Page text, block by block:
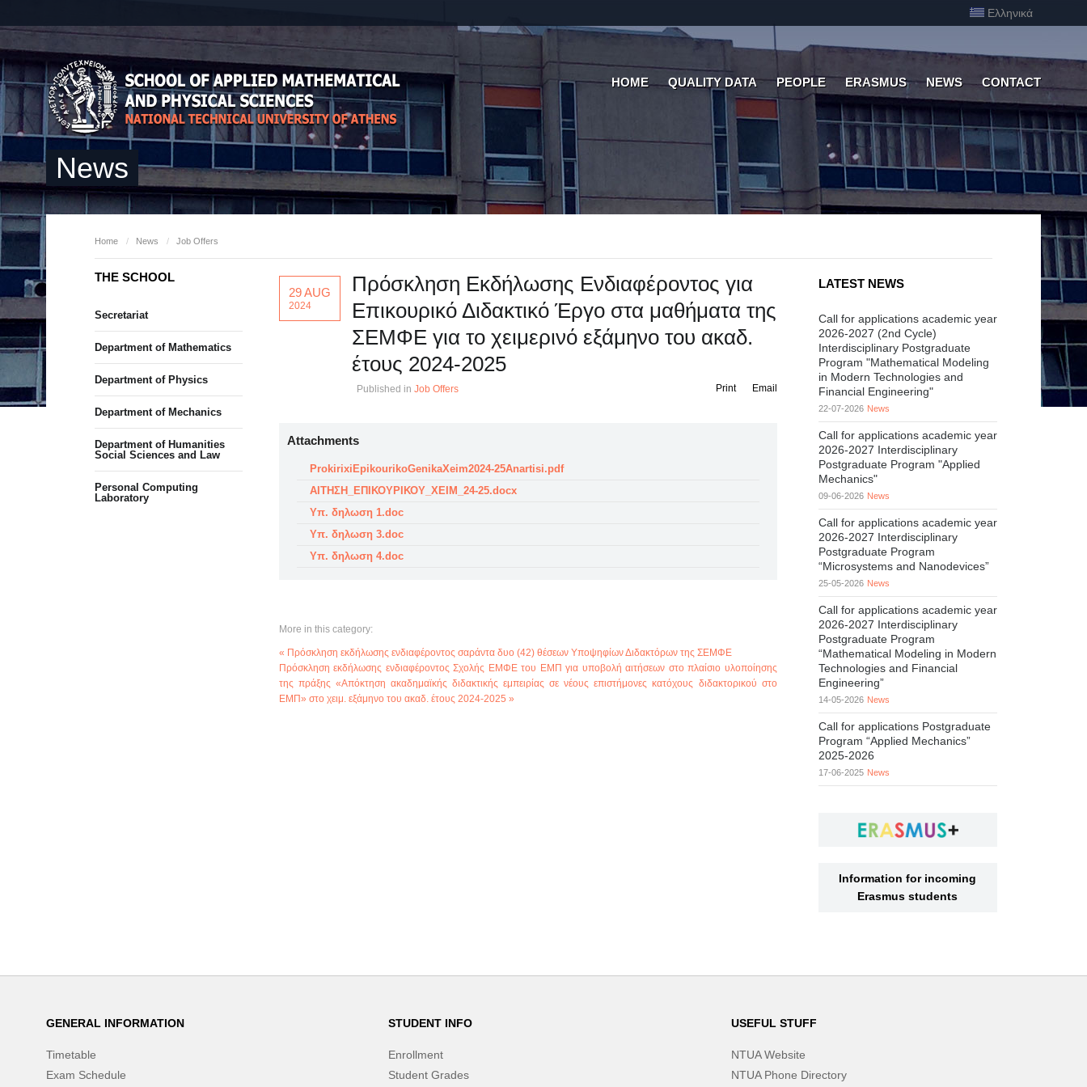
Ελληνικά
HOME QUALITY DATA PEOPLE ERASMUS NEWS CONTACT
News
Home / News / Job Offers
29 AUG
2024
Πρόσκληση Εκδήλωσης Ενδιαφέροντος για
Επικουρικό Διδακτικό Έργο στα μαθήματα της
ΣΕΜΦΕ για το χειμερινό εξάμηνο του ακαδ.
έτους 2024-2025
Published in Job Offers Email
Print
Attachments
ProkirixiEpikourikoGenikaXeim2024-25Anartisi.pdf
ΑΙΤΗΣΗ_ΕΠΙΚΟΥΡΙΚΟΥ_ΧΕΙΜ_24-25.docx
Υπ. δηλωση 1.doc
Υπ. δηλωση 3.doc
Υπ. δηλωση 4.doc
More in this category:
« Πρόσκληση εκδήλωσης ενδιαφέροντος σαράντα δυο (42) θέσεων Υποψηφίων Διδακτόρων της ΣΕΜΦΕ
Πρόσκληση εκδήλωσης ενδιαφέροντος Σχολής ΕΜΦΕ του ΕΜΠ για υποβολή αιτήσεων στο πλαίσιο υλοποίησης
της πράξης «Απόκτηση ακαδημαϊκής διδακτικής εμπειρίας σε νέους επιστήμονες κατόχους διδακτορικού στο
ΕΜΠ» στο χειμ. εξάμηνο του ακαδ. έτους 2024-2025 »
THE SCHOOL
Secretariat
Department of Mathematics
Department of Physics
Department of Mechanics
Department of Humanities
Social Sciences and Law
Personal Computing
Laboratory
LATEST NEWS
Call for applications academic year
2026-2027 (2nd Cycle)
Interdisciplinary Postgraduate
Program "Mathematical Modeling
in Modern Technologies and
Financial Engineering"
22-07-2026 News
Call for applications academic year
2026-2027 Interdisciplinary
Postgraduate Program "Applied
Mechanics"
09-06-2026 News
Call for applications academic year
2026-2027 Interdisciplinary
Postgraduate Program
“Microsystems and Nanodevices”
25-05-2026 News
Call for applications academic year
2026-2027 Interdisciplinary
Postgraduate Program
“Mathematical Modeling in Modern
Technologies and Financial
Engineering”
14-05-2026 News
Call for applications Postgraduate
Program “Applied Mechanics”
2025-2026
17-06-2025 News
Information for incoming
Erasmus students
GENERAL INFORMATION
Timetable
Exam Schedule
STUDENT INFO
Enrollment
Student Grades
USEFUL STUFF
NTUA Website
NTUA Phone Directory